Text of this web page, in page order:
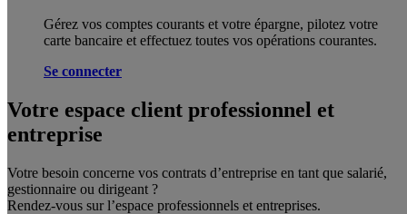
Gérez vos comptes courants et votre épargne, pilotez votre
carte bancaire et effectuez toutes vos opérations courantes.
Se connecter
Votre espace client professionnel et
entreprise
Votre besoin concerne vos contrats d’entreprise en tant que salarié,
gestionnaire ou dirigeant ?
Rendez-vous sur l’espace professionnels et entreprises.